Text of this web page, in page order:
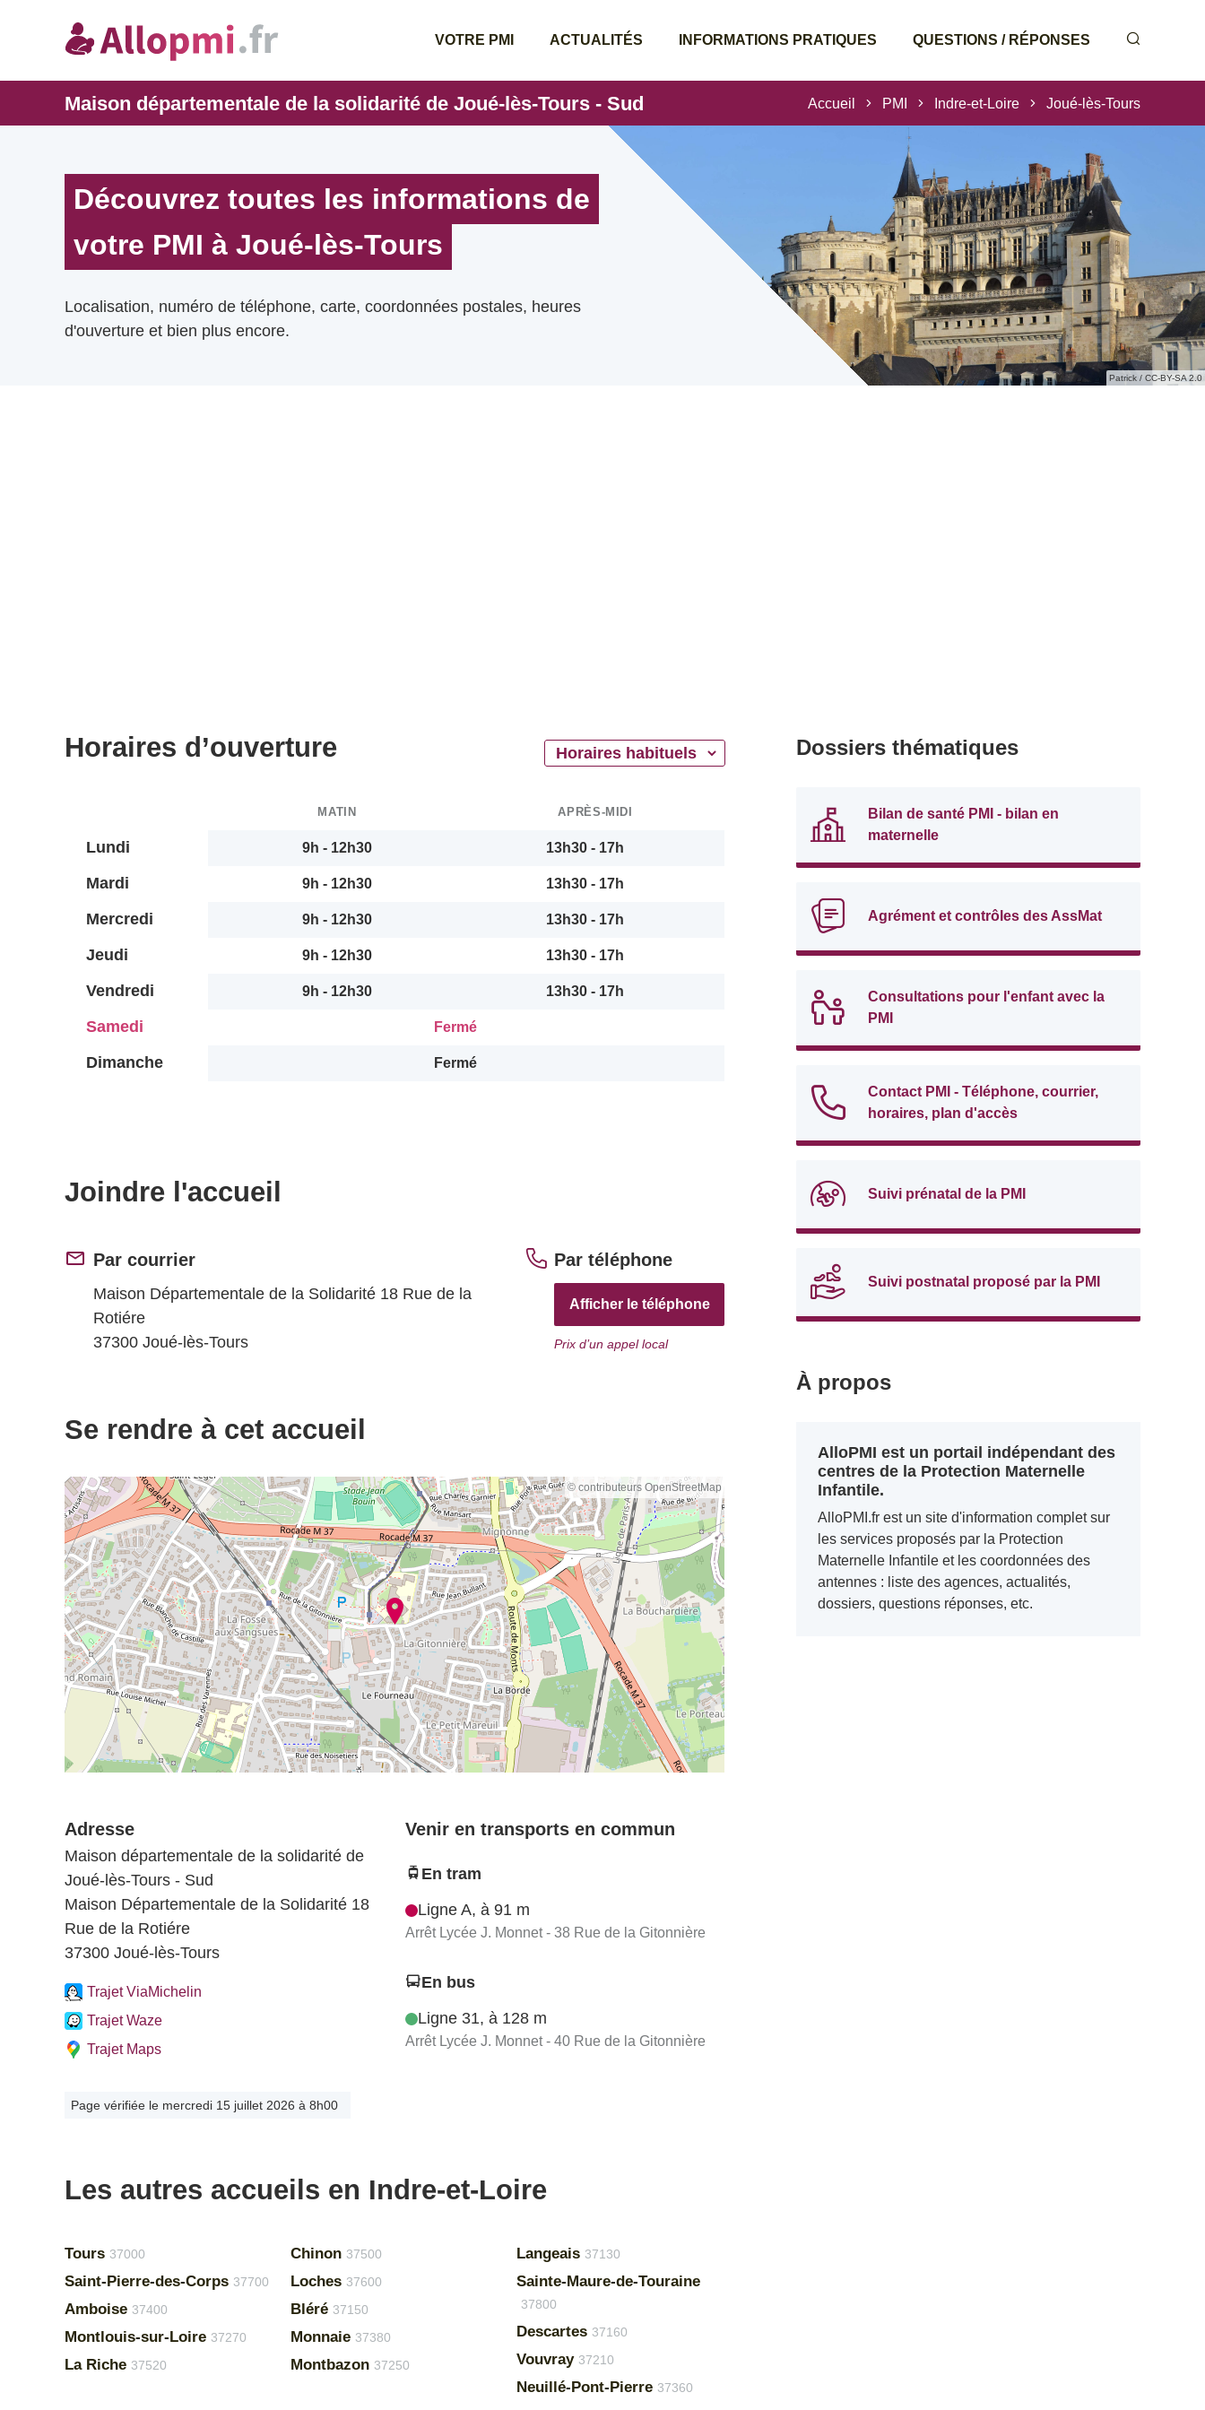
VOTRE PMI ACTUALITÉS INFORMATIONS PRATIQUES QUESTIONS / RÉPONSES
Maison départementale de la solidarité de Joué-lès-Tours - Sud Accueil PMI Indre-et-Loire Joué-lès-Tours
Patrick / CC-BY-SA 2.0
Découvrez toutes les informations de
votre PMI à Joué-lès-Tours
Localisation, numéro de téléphone, carte, coordonnées postales, heures
d'ouverture et bien plus encore.
Horaires d’ouverture
MATIN APRÈS-MIDI
Lundi 9h - 12h30 13h30 - 17h
Mardi 9h - 12h30 13h30 - 17h
Mercredi 9h - 12h30 13h30 - 17h
Jeudi 9h - 12h30 13h30 - 17h
Vendredi 9h - 12h30 13h30 - 17h
Samedi Fermé
Dimanche Fermé
Joindre l'accueil
Par courrier
Maison Départementale de la Solidarité 18 Rue de la
Rotiére
37300 Joué-lès-Tours
Par téléphone
Afficher le téléphone
Prix d’un appel local
Se rendre à cet accueil
© contributeurs OpenStreetMap
Adresse
Maison départementale de la solidarité de
Joué-lès-Tours - Sud
Maison Départementale de la Solidarité 18
Rue de la Rotiére
37300 Joué-lès-Tours
Trajet ViaMichelin
Trajet Waze
Trajet Maps
Venir en transports en commun
En tram
Ligne A, à 91 m
Arrêt Lycée J. Monnet - 38 Rue de la Gitonnière
En bus
Ligne 31, à 128 m
Arrêt Lycée J. Monnet - 40 Rue de la Gitonnière
Page vérifiée le mercredi 15 juillet 2026 à 8h00
Les autres accueils en Indre-et-Loire
Tours 37000
Saint-Pierre-des-Corps 37700
Amboise 37400
Montlouis-sur-Loire 37270
La Riche 37520
Chinon 37500
Loches 37600
Bléré 37150
Monnaie 37380
Montbazon 37250
Langeais 37130
Sainte-Maure-de-Touraine
37800
Descartes 37160
Vouvray 37210
Neuillé-Pont-Pierre 37360
Dossiers thématiques
Bilan de santé PMI - bilan en
maternelle
Agrément et contrôles des AssMat
Consultations pour l'enfant avec la
PMI
Contact PMI - Téléphone, courrier,
horaires, plan d'accès
Suivi prénatal de la PMI
Suivi postnatal proposé par la PMI
À propos
AlloPMI est un portail indépendant des
centres de la Protection Maternelle
Infantile.
AlloPMI.fr est un site d'information complet sur
les services proposés par la Protection
Maternelle Infantile et les coordonnées des
antennes : liste des agences, actualités,
dossiers, questions réponses, etc.